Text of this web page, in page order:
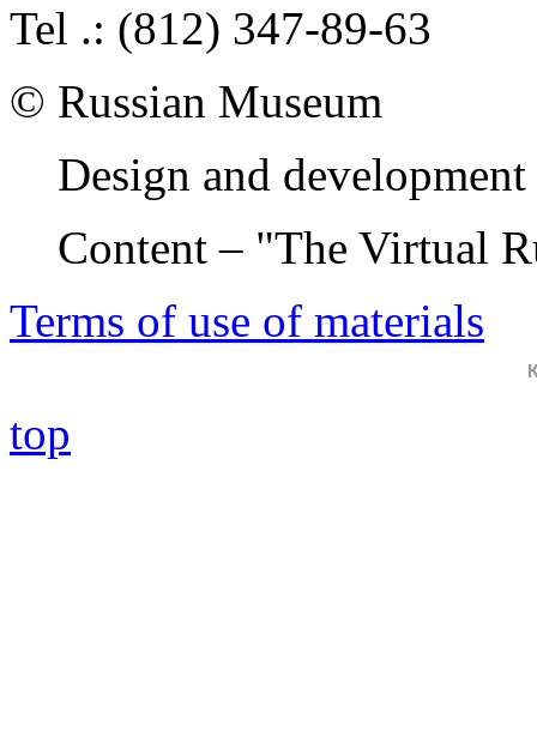
Tel .: (812) 347-89-63
© Russian Museum
Design and
Content – "The Virtual
Terms of use of materials
top